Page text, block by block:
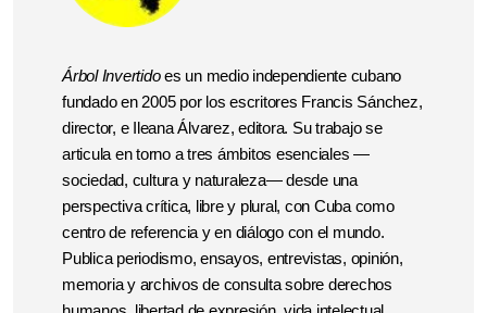
Árbol Invertidoes un medio independiente cubano
fundado en 2005 por los escritores Francis Sánchez,
director, e Ileana Álvarez, editora. Su trabajo se
articula en torno a tres ámbitos esenciales —
sociedad, cultura y naturaleza— desde una
perspectiva crítica, libre y plural, con Cuba como
centro de referencia y en diálogo con el mundo.
Publica periodismo, ensayos, entrevistas, opinión,
memoria y archivos de consulta sobre derechos